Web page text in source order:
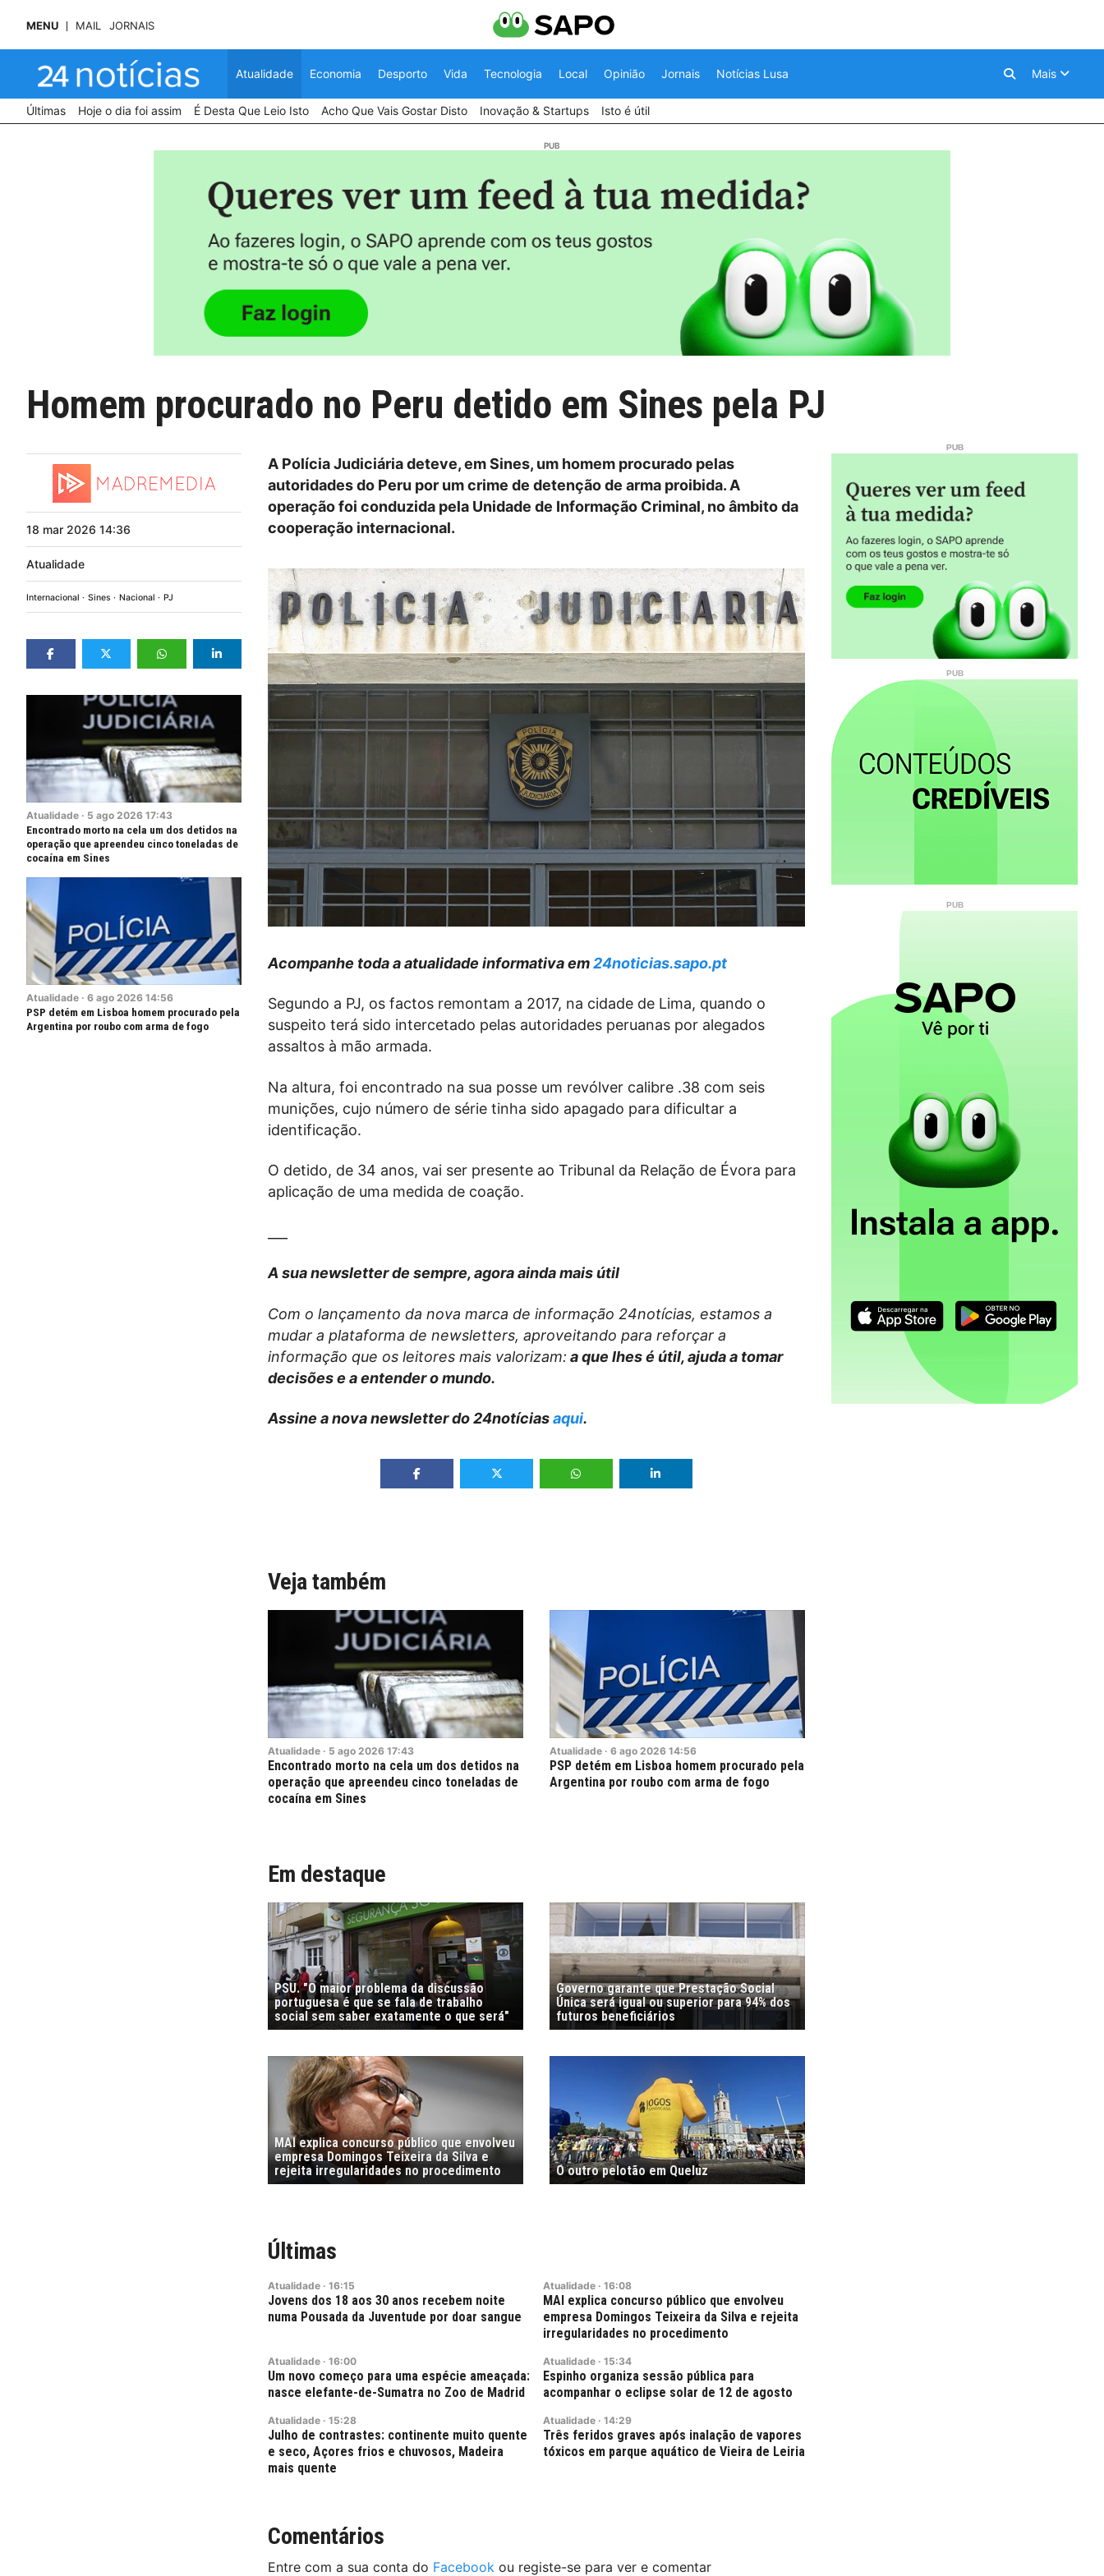
MENU MAIL JORNAIS
Atualidade Economia Desporto Vida Tecnologia Local Opinião Jornais Notícias Lusa Mais
Últimas Hoje o dia foi assim É Desta Que Leio Isto Acho Que Vais Gostar Disto Inovação & Startups Isto é útil
Homem procurado no Peru detido em Sines pela PJ
18 mar 2026 14:36
Atualidade
Internacional Sines Nacional PJ
Atualidade · 5 ago 2026 17:43
Encontrado morto na cela um dos detidos na
operação que apreendeu cinco toneladas de
cocaína em Sines
Atualidade · 6 ago 2026 14:56
PSP detém em Lisboa homem procurado pela
Argentina por roubo com arma de fogo
A Polícia Judiciária deteve, em Sines, um homem procurado pelas
autoridades do Peru por um crime de detenção de arma proibida. A
operação foi conduzida pela Unidade de Informação Criminal, no âmbito da
cooperação internacional.
Acompanhe toda a atualidade informativa em24noticias.sapo.pt
Segundo a PJ, os factos remontam a 2017, na cidade de Lima, quando o
suspeito terá sido intercetado pelas autoridades peruanas por alegados
assaltos à mão armada.
Na altura, foi encontrado na sua posse um revólver calibre .38 com seis
munições, cujo número de série tinha sido apagado para dificultar a
identificação.
O detido, de 34 anos, vai ser presente ao Tribunal da Relação de Évora para
aplicação de uma medida de coação.
A sua newsletter de sempre, agora ainda mais útil
Com o lançamento da nova marca de informação 24notícias, estamos a
mudar a plataforma de newsletters, aproveitando para reforçar a
informação que os leitores mais valorizam: a que lhes é útil, ajuda a tomar
decisões e a entender o mundo.
Assine a nova newsletter do 24notíciasaqui.
Veja também
Atualidade · 5 ago 2026 17:43
Encontrado morto na cela um dos detidos na
operação que apreendeu cinco toneladas de
cocaína em Sines
Atualidade · 6 ago 2026 14:56
PSP detém em Lisboa homem procurado pela
Argentina por roubo com arma de fogo
Em destaque
PSU. "O maior problema da discussão
portuguesa é que se fala de trabalho
social sem saber exatamente o que será"
Governo garante que Prestação Social
Única será igual ou superior para 94% dos
futuros beneficiários
MAI explica concurso público que envolveu
empresa Domingos Teixeira da Silva e
rejeita irregularidades no procedimento
O outro pelotão em Queluz
Últimas
Atualidade · 16:15
Jovens dos 18 aos 30 anos recebem noite
numa Pousada da Juventude por doar sangue
Atualidade · 16:08
MAI explica concurso público que envolveu
empresa Domingos Teixeira da Silva e rejeita
irregularidades no procedimento
Atualidade · 16:00
Um novo começo para uma espécie ameaçada:
nasce elefante-de-Sumatra no Zoo de Madrid
Atualidade · 15:34
Espinho organiza sessão pública para
acompanhar o eclipse solar de 12 de agosto
Atualidade · 15:28
Julho de contrastes: continente muito quente
e seco, Açores frios e chuvosos, Madeira
mais quente
Atualidade · 14:29
Três feridos graves após inalação de vapores
tóxicos em parque aquático de Vieira de Leiria
Comentários
Entre com a sua conta do Facebook ou registe-se para ver e comentar